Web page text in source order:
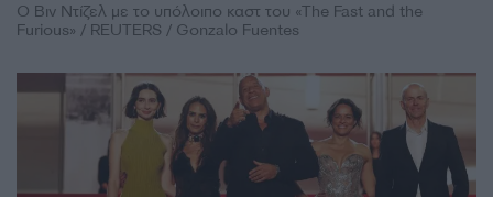
Ο Βιν Ντίζελ με το υπόλοιπο καστ του «The Fast and the
Furious» / REUTERS / Gonzalo Fuentes